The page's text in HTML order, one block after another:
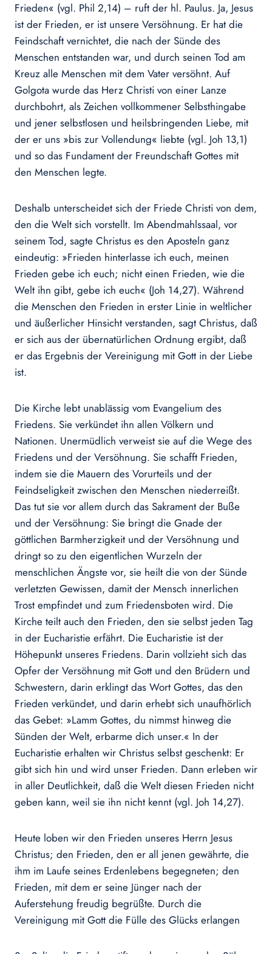
Frieden« (vgl. Phil 2,14) – ruft der hl. Paulus. Ja, Jesus
ist der Frieden, er ist unsere Versöhnung. Er hat die
Feindschaft vernichtet, die nach der Sünde des
Menschen entstanden war, und durch seinen Tod am
Kreuz alle Menschen mit dem Vater versöhnt. Auf
Golgota wurde das Herz Christi von einer Lanze
durchbohrt, als Zeichen vollkommener Selbsthingabe
und jener selbstlosen und heilsbringenden Liebe, mit
der er uns »bis zur Vollendung« liebte (vgl. Joh 13,1)
und so das Fundament der Freundschaft Gottes mit
den Menschen legte.
Deshalb unterscheidet sich der Friede Christi von dem,
den die Welt sich vorstellt. Im Abendmahlssaal, vor
seinem Tod, sagte Christus es den Aposteln ganz
eindeutig: »Frieden hinterlasse ich euch, meinen
Frieden gebe ich euch; nicht einen Frieden, wie die
Welt ihn gibt, gebe ich euch« (Joh 14,27). Während
die Menschen den Frieden in erster Linie in weltlicher
und äußerlicher Hinsicht verstanden, sagt Christus, daß
er sich aus der übernatürlichen Ordnung ergibt, daß
er das Ergebnis der Vereinigung mit Gott in der Liebe
ist.
Die Kirche lebt unablässig vom Evangelium des
Friedens. Sie verkündet ihn allen Völkern und
Nationen. Unermüdlich verweist sie auf die Wege des
Friedens und der Versöhnung. Sie schafft Frieden,
indem sie die Mauern des Vorurteils und der
Feindseligkeit zwischen den Menschen niederreißt.
Das tut sie vor allem durch das Sakrament der Buße
und der Versöhnung: Sie bringt die Gnade der
göttlichen Barmherzigkeit und der Versöhnung und
dringt so zu den eigentlichen Wurzeln der
menschlichen Ängste vor, sie heilt die von der Sünde
verletzten Gewissen, damit der Mensch innerlichen
Trost empfindet und zum Friedensboten wird. Die
Kirche teilt auch den Frieden, den sie selbst jeden Tag
in der Eucharistie erfährt. Die Eucharistie ist der
Höhepunkt unseres Friedens. Darin vollzieht sich das
Opfer der Versöhnung mit Gott und den Brüdern und
Schwestern, darin erklingt das Wort Gottes, das den
Frieden verkündet, und darin erhebt sich unaufhörlich
das Gebet: »Lamm Gottes, du nimmst hinweg die
Sünden der Welt, erbarme dich unser.« In der
Eucharistie erhalten wir Christus selbst geschenkt: Er
gibt sich hin und wird unser Frieden. Dann erleben wir
in aller Deutlichkeit, daß die Welt diesen Frieden nicht
geben kann, weil sie ihn nicht kennt (vgl. Joh 14,27).
Heute loben wir den Frieden unseres Herrn Jesus
Christus; den Frieden, den er all jenen gewährte, die
ihm im Laufe seines Erdenlebens begegneten; den
Frieden, mit dem er seine Jünger nach der
Auferstehung freudig begrüßte. Durch die
Vereinigung mit Gott die Fülle des Glücks erlangen